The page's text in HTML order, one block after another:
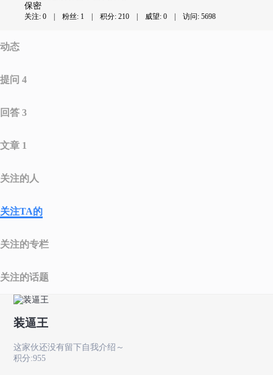
保密
关注: 0 | 粉丝: 1 | 积分: 210 | 威望: 0 | 访问: 5698
动态
提问 4
回答 3
文章 1
关注的人
关注TA的
关注的专栏
关注的话题
装逼王
这家伙还没有留下自我介绍～
积分:955